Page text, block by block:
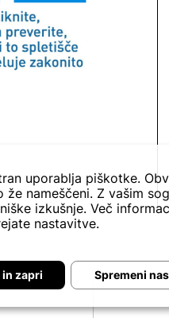
uporablja piškotke.
že nameščeni. Z vašim
izkušnje. Več
nastavitve.
Spremeni
in zapri